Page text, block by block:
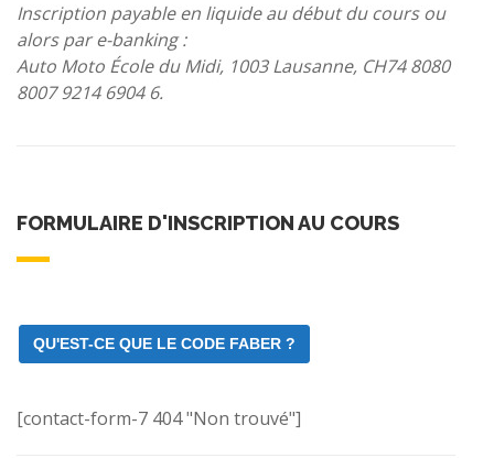
Inscription payable en liquide au début du cours ou
alors par e-banking :
Auto Moto École du Midi, 1003 Lausanne, CH74 8080
8007 9214 6904 6.
FORMULAIRE D'INSCRIPTION AU COURS
QU'EST-CE QUE LE CODE FABER ?
[contact-form-7 404 "Non trouvé"]